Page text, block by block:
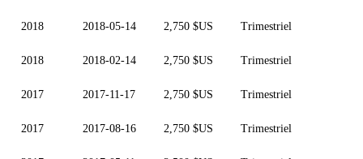
2018 2018-05-14 2,750 $US Trimestriel
2018 2018-02-14 2,750 $US Trimestriel
2017 2017-11-17 2,750 $US Trimestriel
2017 2017-08-16 2,750 $US Trimestriel